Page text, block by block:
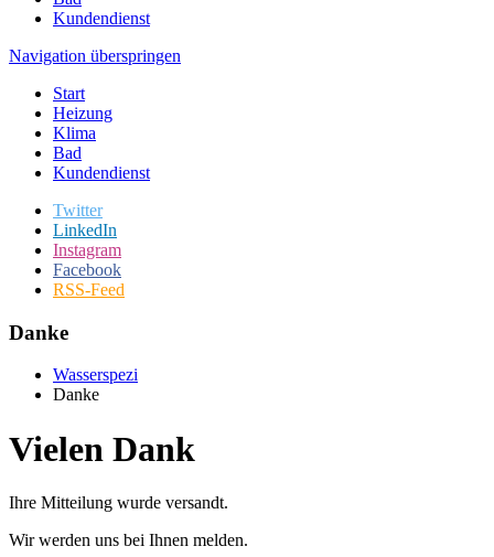
Kundendienst
Navigation überspringen
Start
Heizung
Klima
Bad
Kundendienst
Twitter
LinkedIn
Instagram
Facebook
RSS-Feed
Danke
Wasserspezi
Danke
Vielen Dank
Ihre Mitteilung wurde versandt.
Wir werden uns bei Ihnen melden.